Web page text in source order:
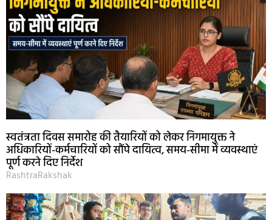
स्वतंत्रता दिवस समारोह की तैयारियों को लेकर निगमायुक्त ने
अधिकारियों-कर्मचारियों को सौंपे दायित्व, समय-सीमा में व्यवस्थाएं
पूर्ण करने दिए निर्देश
RashtraRakshak